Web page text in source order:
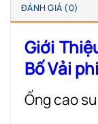
ĐÁNH GIÁ (0)
Giới
Bố Vải
Ống cao